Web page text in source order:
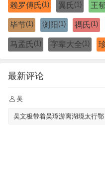
赖罗傅氏(1) 翼氏 (1) 王
毕节(1) 浏阳 (1) 禡氏(1)
马孟氏 (1) 字辈大全(1)
最新评论
吴
吴文极带着吴璋游离湖境太行鄂